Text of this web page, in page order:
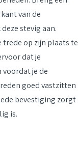
van de
stevig aan.
op zijn plaats te
dat je
je de
goed vastzitten
bevestiging zorgt
is.